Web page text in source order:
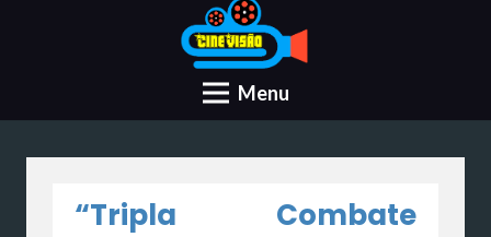
Menu
“Tripla Combate